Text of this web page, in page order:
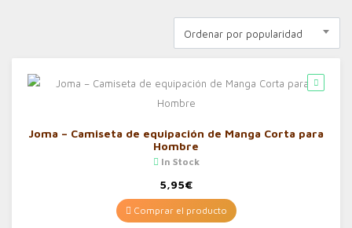
Ordenar por popularidad
Joma – Camiseta de equipación de Manga Corta para
Hombre
In Stock
5,95€
Comprar el producto